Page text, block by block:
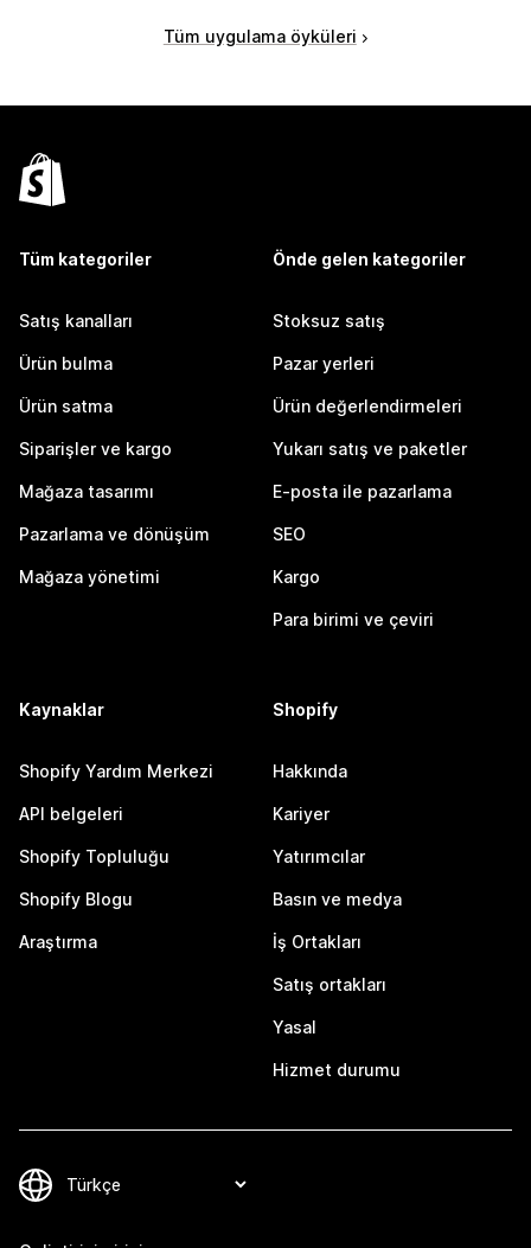
Tüm uygulama öyküleri
Tüm kategoriler
Satış kanalları
Ürün bulma
Ürün satma
Siparişler ve kargo
Mağaza tasarımı
Pazarlama ve dönüşüm
Mağaza yönetimi
Önde gelen kategoriler
Stoksuz satış
Pazar yerleri
Ürün değerlendirmeleri
Yukarı satış ve paketler
E-posta ile pazarlama
SEO
Kargo
Para birimi ve çeviri
Kaynaklar
Shopify Yardım Merkezi
API belgeleri
Shopify Topluluğu
Shopify Blogu
Araştırma
Shopify
Hakkında
Kariyer
Yatırımcılar
Basın ve medya
İş Ortakları
Satış ortakları
Yasal
Hizmet durumu